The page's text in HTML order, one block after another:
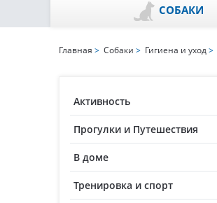
СОБАКИ
Активность
Прогулки и Путешествия
В доме
Тренировка и спорт
Главная > Собаки > Гигиена и уход>